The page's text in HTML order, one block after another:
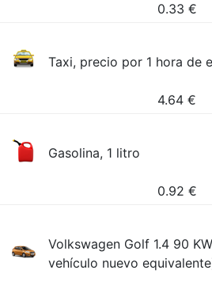
0.33 €
Taxi, precio por 1 hora de
4.64 €
Gasolina, 1 litro
0.92 €
Volkswagen Golf 1.4 90
vehículo nuevo